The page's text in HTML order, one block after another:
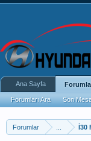
Forumlar İ30
Ana Sayfa
Forumları Ara Son